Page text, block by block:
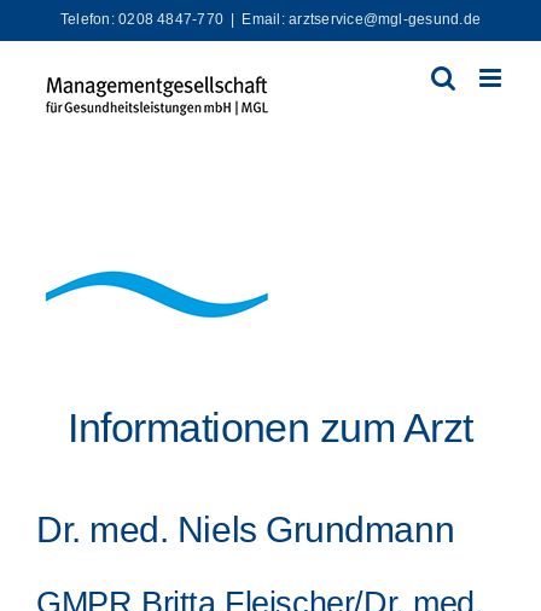
Inhalt
springen
Telefon: 0208 4847-770 Email: arztservice@mgl-gesund.de
Informationen zum Arzt
Dr. med. Niels Grundmann
GMPR Britta Fleischer/Dr. med.